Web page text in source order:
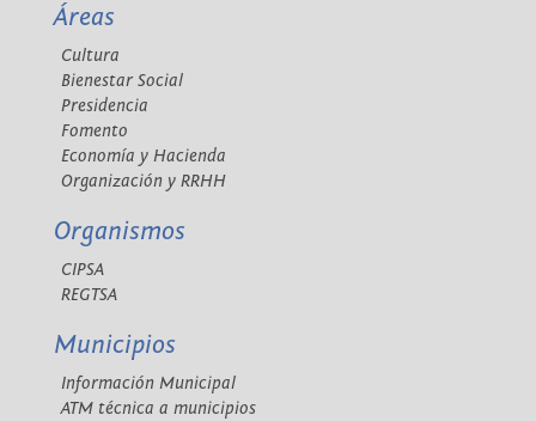
Áreas
Cultura
Bienestar Social
Presidencia
Fomento
Economía y Hacienda
Organización y RRHH
Organismos
CIPSA
REGTSA
Municipios
Información Municipal
ATM técnica a municipios